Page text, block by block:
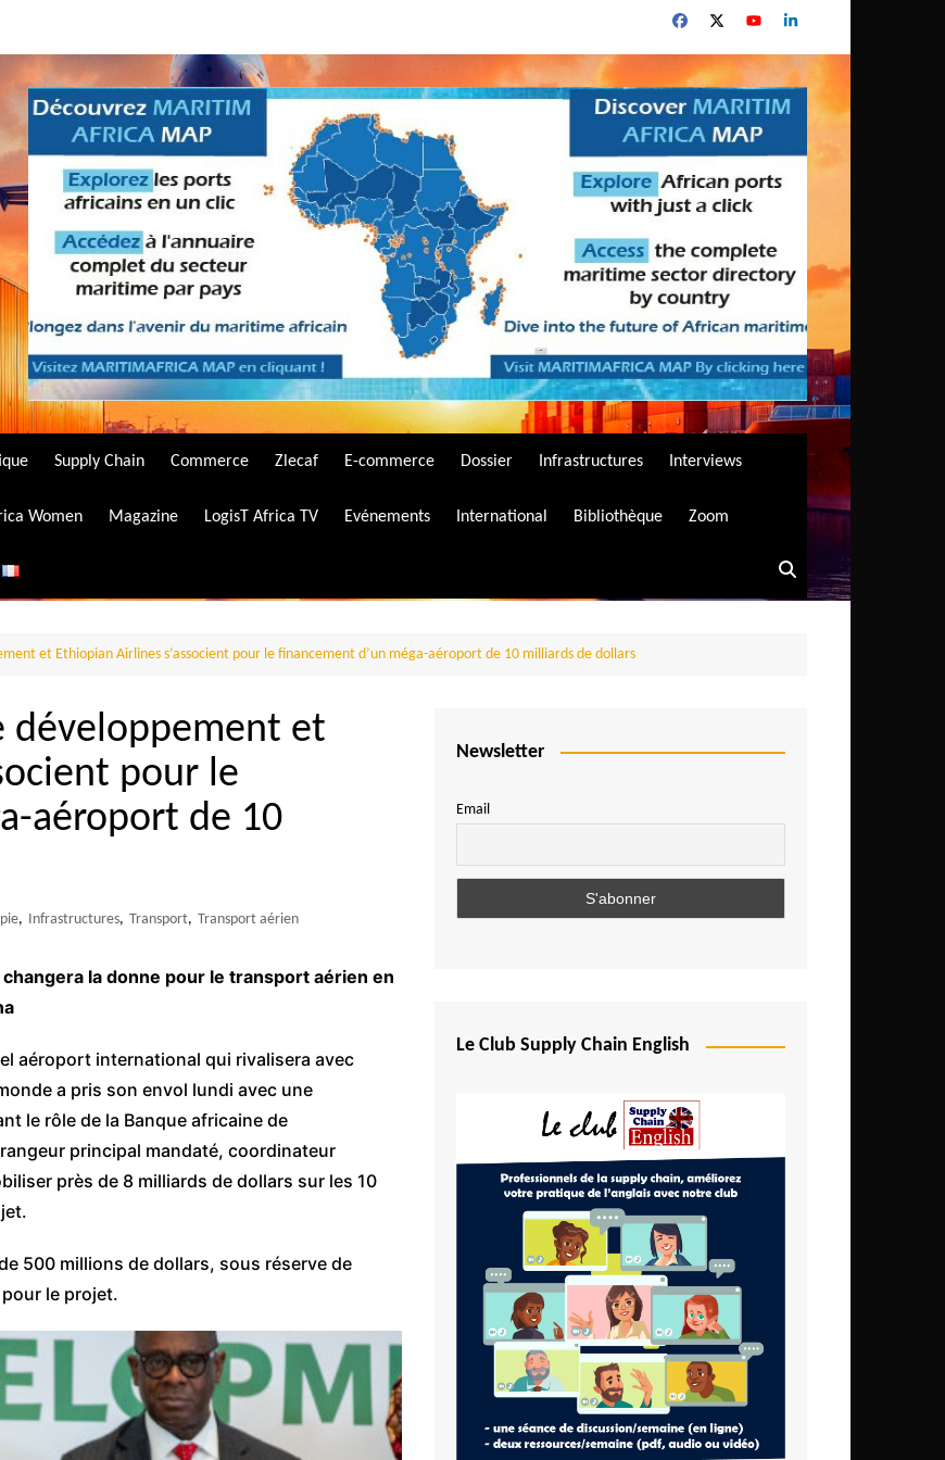
Supply Chain Commerce Zlecaf E-commerce Dossier Infrastructures Interviews
Women Magazine LogisT Africa TV Evénements International Bibliothèque Zoom
et Ethiopian Airlines s’associent pour le financement d’un méga-aéroport de 10 milliards de dollars
développement et
pour le
aéroport de 10
, Infrastructures, Transport, Transport aérien
la donne pour le transport aérien en
aéroport international qui rivalisera avec
a pris son envol lundi avec une
le rôle de la Banque africaine de
principal mandaté, coordinateur
près de 8 milliards de dollars sur les 10
500 millions de dollars, sous réserve de
le projet.
Newsletter
Email
Le Club Supply Chain English